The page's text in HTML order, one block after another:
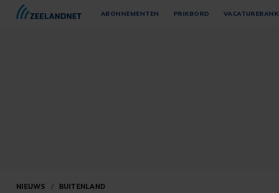
ABONNEMENTEN PRIKBORD VACATUREBANK
NIEUWS / BUITENLAND